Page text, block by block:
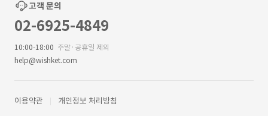
고객 문의
02-6925-4849
10:00-18:00 주말·공휴일 제외
help@wishket.com
이용약관 개인정보 처리방침